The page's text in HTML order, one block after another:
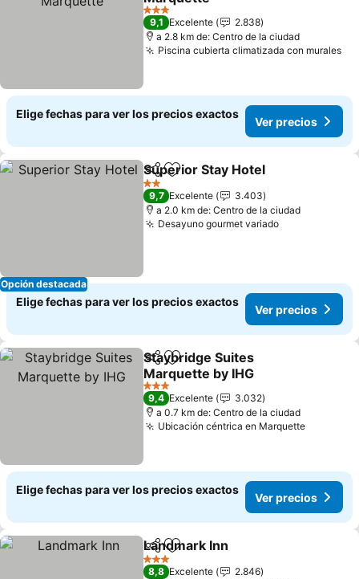
3 Estrellas
9,1 Excelente
2.838
a 2.8 km de: Centro de la ciudad
Piscina cubierta climatizada con murales
Elige fechas para ver los precios exactos
Ver precios
Opción destacada
CompartirAgregar a favoritos
Superior Stay Hotel
2 Estrellas
9,7 Excelente
3.403
a 2.0 km de: Centro de la ciudad
Desayuno gourmet variado
Elige fechas para ver los precios exactos
Ver precios
CompartirAgregar a favoritos
Staybridge Suites
Marquette by IHG
3 Estrellas
9,4 Excelente
3.032
a 0.7 km de: Centro de la ciudad
Ubicación céntrica en Marquette
Elige fechas para ver los precios exactos
Ver precios
CompartirAgregar a favoritos
Landmark Inn
3 Estrellas
8,8 Excelente
2.846